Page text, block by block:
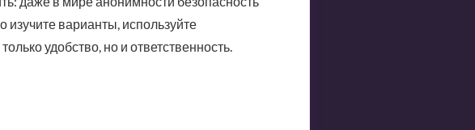
варианты, используйте
удобство, но и ответственность.